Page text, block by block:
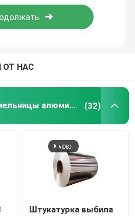
фольги
ОТ НАС
Катушка финиша мельницы алюминиевая (32)
Штукатурка выбила